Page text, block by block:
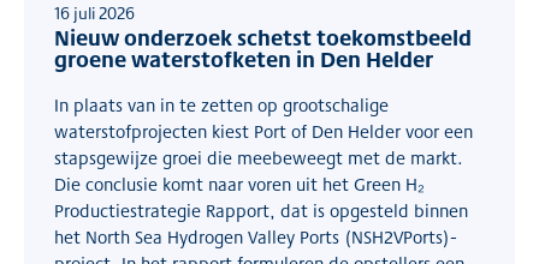
16 juli 2026
Nieuw onderzoek schetst toekomstbeeld
groene waterstofketen in Den Helder
In plaats van in te zetten op grootschalige
waterstofprojecten kiest Port of Den Helder voor een
stapsgewijze groei die meebeweegt met de markt.
Die conclusie komt naar voren uit het Green H₂
Productiestrategie Rapport, dat is opgesteld binnen
het North Sea Hydrogen Valley Ports (NSH2VPorts)-